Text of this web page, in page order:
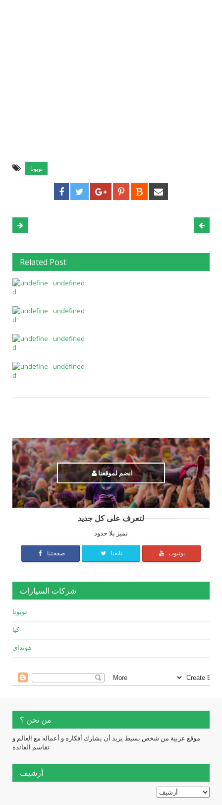
تويوتا
Related Post
undefined
undefined
undefined
undefined
انضم لموقعنا
لتعرف على كل جديد
تميز بلا حدود
صفحتنا تابعنا يوتيوب
شركات السيارات
تويوتا
كيا
هونداي
من نحن ؟
موقع عربية من شخص بسيط يريد أن يشارك أفكاره و أعماله مع العالم و
تقاسم الفائدة
أرشيف